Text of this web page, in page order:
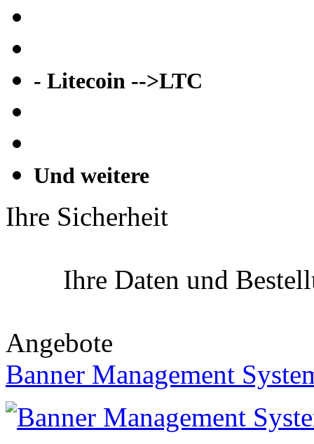
- Litecoin -->LTC
Und weitere
Ihre Sicherheit
Ihre Daten und
Angebote
Banner Management